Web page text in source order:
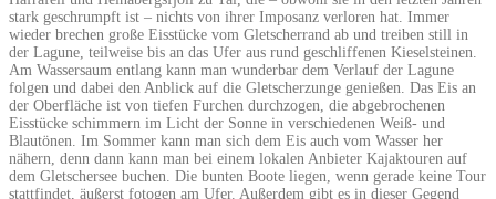
stark geschrumpft ist – nichts von ihrer Imposanz verloren hat. Immer
wieder brechen große Eisstücke vom Gletscherrand ab und treiben still in
der Lagune, teilweise bis an das Ufer aus rund geschliffenen Kieselsteinen.
Am Wassersaum entlang kann man wunderbar dem Verlauf der Lagune
folgen und dabei den Anblick auf die Gletscherzunge genießen. Das Eis an
der Oberfläche ist von tiefen Furchen durchzogen, die abgebrochenen
Eisstücke schimmern im Licht der Sonne in verschiedenen Weiß- und
Blautönen. Im Sommer kann man sich dem Eis auch vom Wasser her
nähern, denn dann kann man bei einem lokalen Anbieter Kajaktouren auf
dem Gletschersee buchen. Die bunten Boote liegen, wenn gerade keine Tour
stattfindet, äußerst fotogen am Ufer. Außerdem gibt es in dieser Gegend